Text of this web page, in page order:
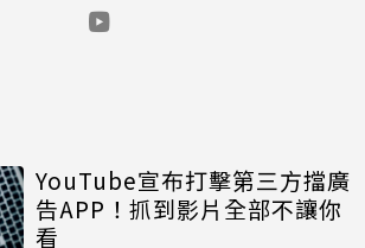
YouTube宣布打擊第三方擋廣
告APP！抓到影片全部不讓你
看